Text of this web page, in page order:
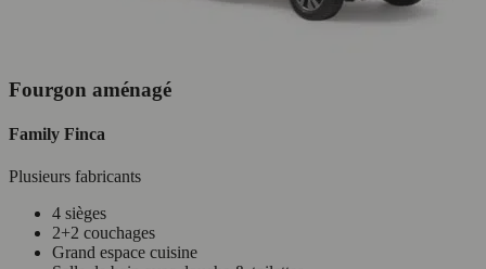
Fourgon aménagé
Family Finca
Plusieurs fabricants
4 sièges
2+2 couchages
Grand espace cuisine